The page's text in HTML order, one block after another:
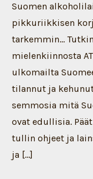
Suomen
pikkuriikkisen
tarkemmin…
mielenkiinnosta
ulkomailta
tilannut ja
semmosia mitä
ovat edullisia.
tullin ohjeet ja
ja […]